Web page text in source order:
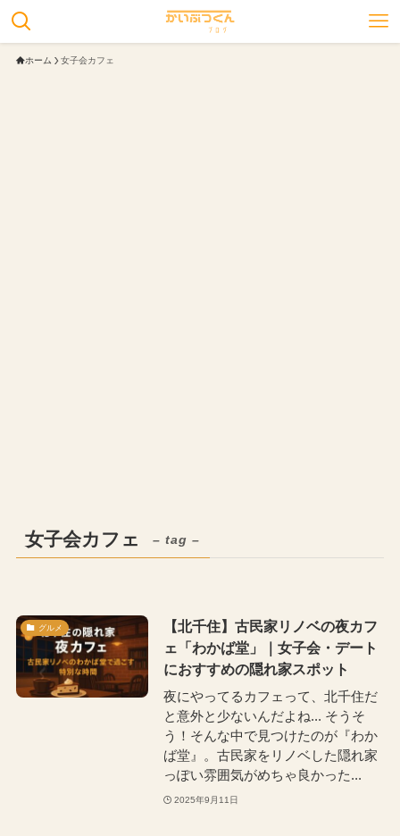
ホーム 女子会カフェ
女子会カフェ – tag –
グルメ
【北千住】古民家リノベの夜カフ
ェ「わかば堂」｜女子会・デート
におすすめの隠れ家スポット
夜にやってるカフェって、北千住だ
と意外と少ないんだよね... そうそ
う！そんな中で見つけたのが『わか
ば堂』。古民家をリノベした隠れ家
っぽい雰囲気がめちゃ良かった...
2025年9月11日